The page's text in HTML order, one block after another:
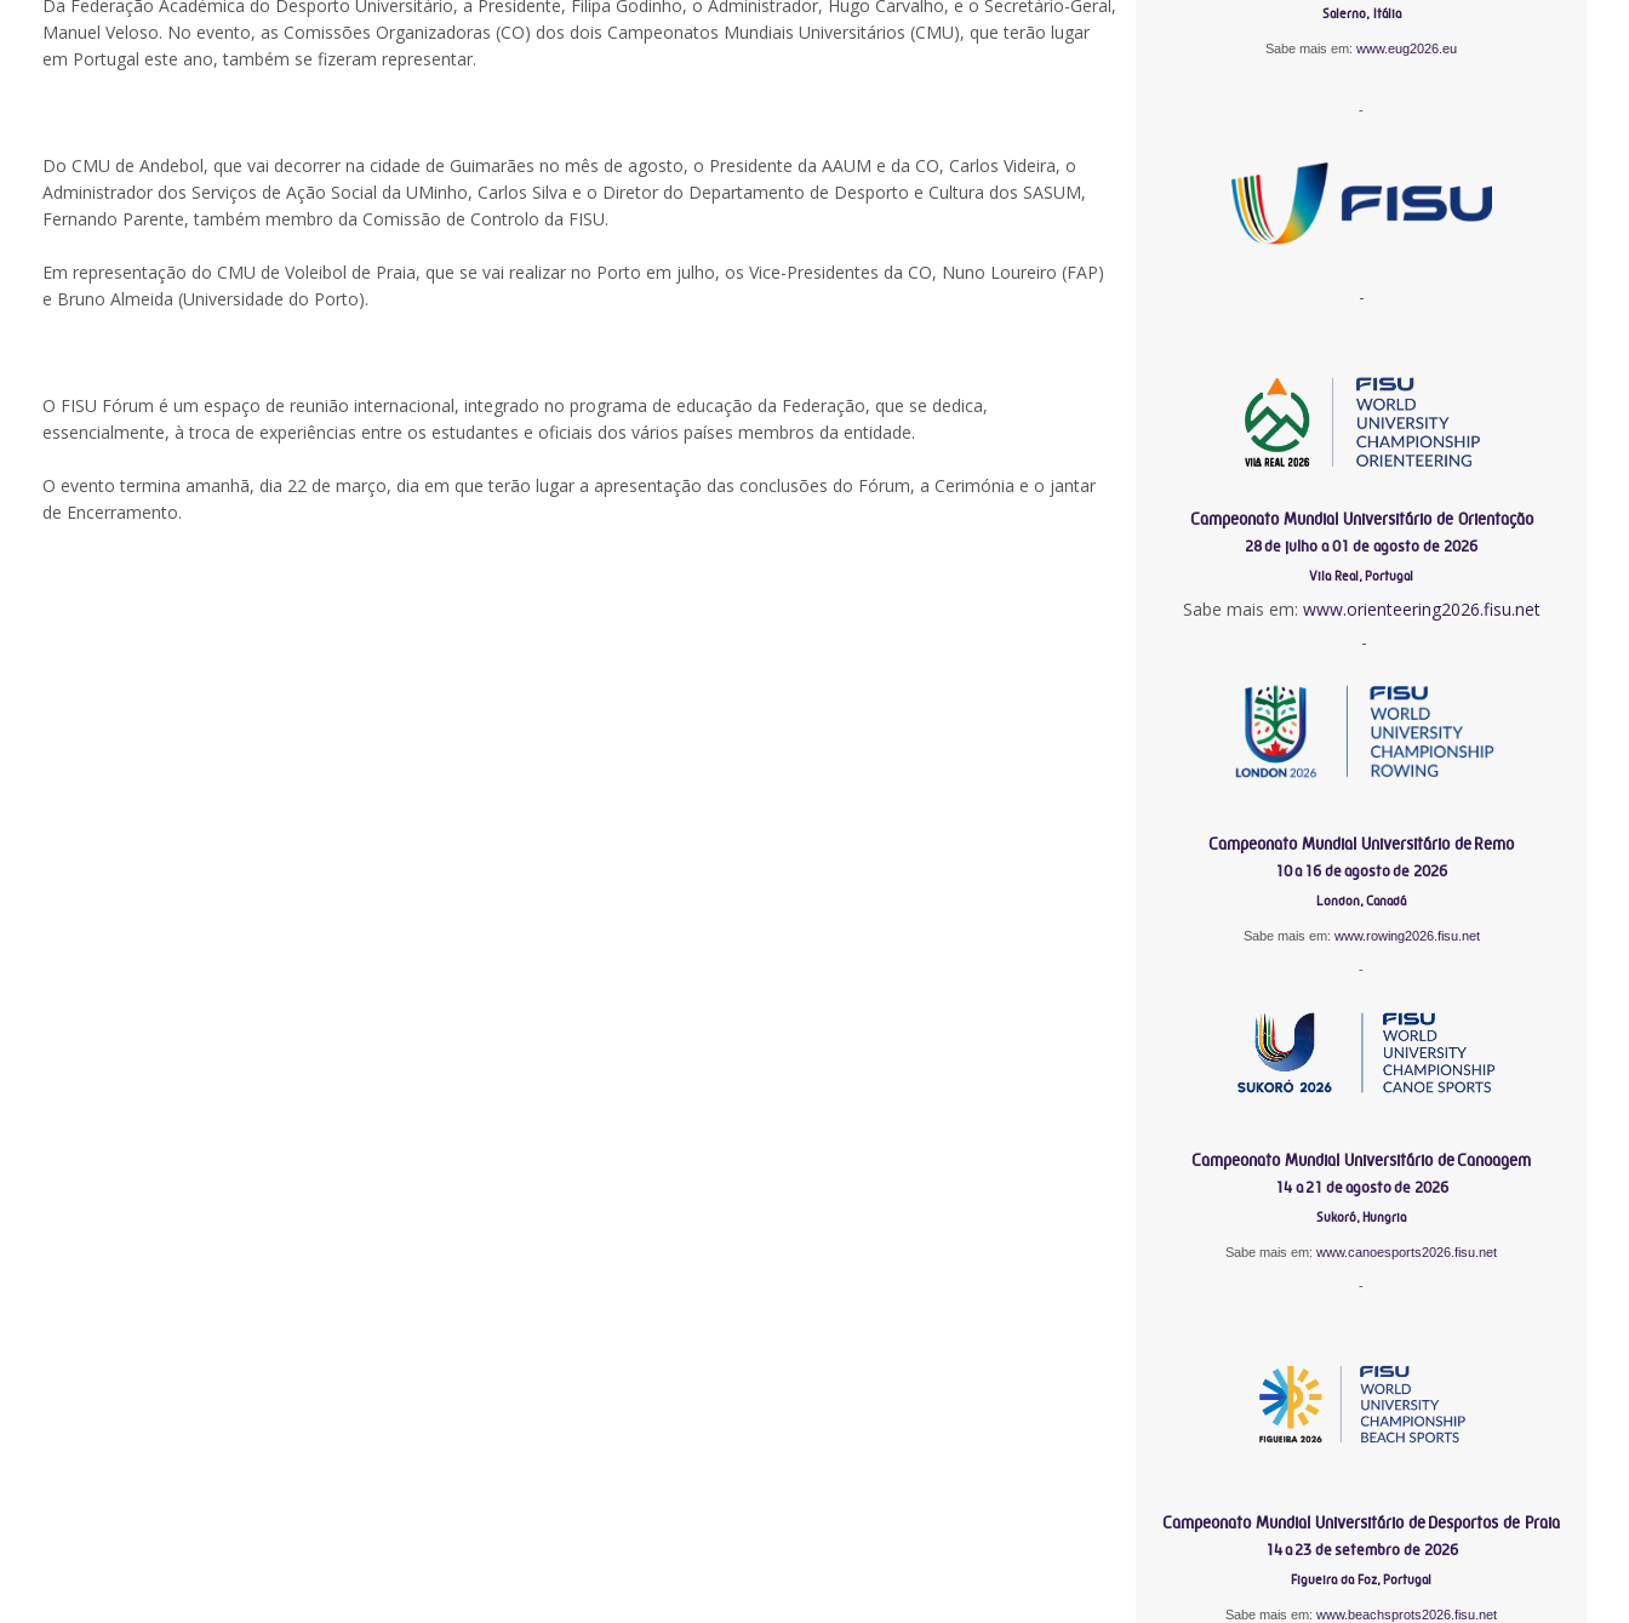
Da Federação Académica do Desporto Universitário, a Presidente, Filipa Godinho, o Administrador, Hugo Carvalho, e o Secretário-Geral,
Manuel Veloso. No evento, as Comissões Organizadoras (CO) dos dois Campeonatos Mundiais Universitários (CMU), que terão lugar
em Portugal este ano, também se fizeram representar.
Do CMU de Andebol, que vai decorrer na cidade de Guimarães no mês de agosto, o Presidente da AAUM e da CO, Carlos Videira, o
Administrador dos Serviços de Ação Social da UMinho, Carlos Silva e o Diretor do Departamento de Desporto e Cultura dos SASUM,
Fernando Parente, também membro da Comissão de Controlo da FISU.
Em representação do CMU de Voleibol de Praia, que se vai realizar no Porto em julho, os Vice-Presidentes da CO, Nuno Loureiro (FAP)
e Bruno Almeida (Universidade do Porto).
O FISU Fórum é um espaço de reunião internacional, integrado no programa de educação da Federação, que se dedica,
essencialmente, à troca de experiências entre os estudantes e oficiais dos vários países membros da entidade.
O evento termina amanhã, dia 22 de março, dia em que terão lugar a apresentação das conclusões do Fórum, a Cerimónia e o jantar
de Encerramento.
Salerno, Itália
Sabe mais em:www.eug2026.eu
-
-
Campeonato Mundial Universitário de Orientação
28 de julho a 01 de agosto de 2026
Vila Real, Portugal
Sabe mais em: www.orienteering2026.fisu.net
-
Campeonato Mundial Universitário de Remo
10 a 16 de agosto de 2026
London, Canadá
Sabe mais em: www.rowing2026.fisu.net
-
Campeonato Mundial Universitário de Canoagem
14 a 21 de agosto de 2026
Sukoró, Hungria
Sabe mais em:www.canoesports2026.fisu.net
-
Campeonato Mundial Universitário de Desportos de Praia
14 a 23 de setembro de 2026
Figueira da Foz, Portugal
Sabe mais em:www.beachsprots2026.fisu.net